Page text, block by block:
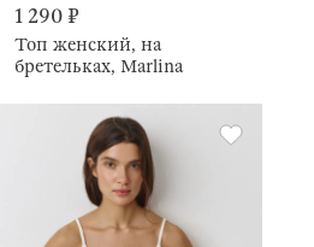
1 290 ₽
Топ женский, на
бретельках, Marlina